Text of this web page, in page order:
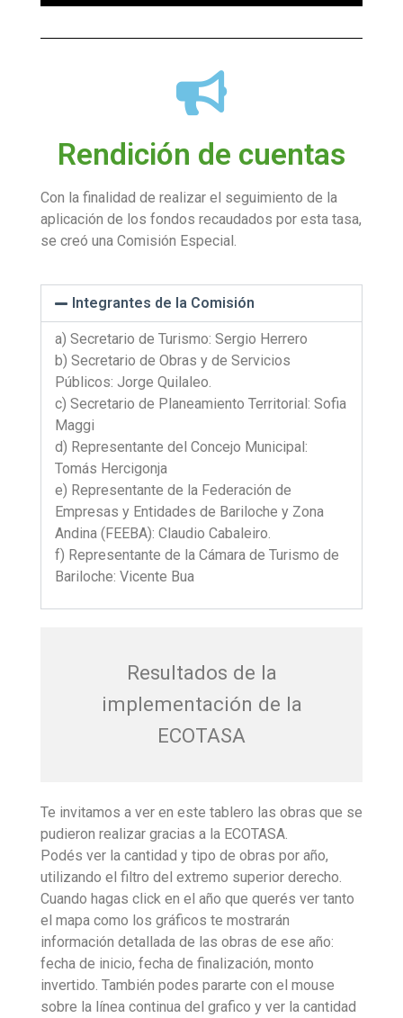
Rendición de cuentas
Con la finalidad de realizar el seguimiento de la
aplicación de los fondos recaudados por esta tasa,
se creó una Comisión Especial.
Integrantes de la Comisión
a) Secretario de Turismo: Sergio Herrero
b) Secretario de Obras y de Servicios
Públicos: Jorge Quilaleo.
c) Secretario de Planeamiento Territorial: Sofia
Maggi
d) Representante del Concejo Municipal:
Tomás Hercigonja
e) Representante de la Federación de
Empresas y Entidades de Bariloche y Zona
Andina (FEEBA): Claudio Cabaleiro.
f) Representante de la Cámara de Turismo de
Bariloche: Vicente Bua
Resultados de la
implementación de la
ECOTASA
Te invitamos a ver en este tablero las obras que se
pudieron realizar gracias a la ECOTASA.
Podés ver la cantidad y tipo de obras por año,
utilizando el filtro del extremo superior derecho.
Cuando hagas click en el año que querés ver tanto
el mapa como los gráficos te mostrarán
información detallada de las obras de ese año:
fecha de inicio, fecha de finalización, monto
invertido. También podes pararte con el mouse
sobre la línea continua del grafico y ver la cantidad